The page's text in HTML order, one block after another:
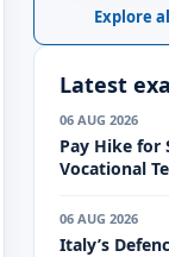
Explore
Latest
06 AUG 2026
Pay Hike for
Vocational
06 AUG 2026
Italy’s